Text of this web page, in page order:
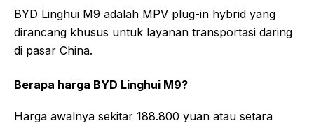
BYD Linghui M9 adalah MPV plug-in hybrid yang
dirancang khusus untuk layanan transportasi daring
di pasar China.
Berapa harga BYD Linghui M9?
Harga awalnya sekitar 188.800 yuan atau setara